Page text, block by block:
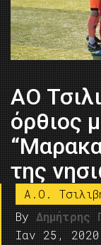
ΑΟ
όρθιος
της
Α.Ο.
By Δημήτρης
Ιαν 25, 2020